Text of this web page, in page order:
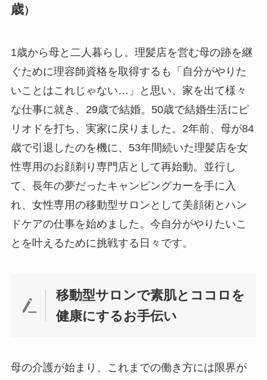
歳）
1歳から母と二人暮らし。理髪店を営む母の跡を継
ぐために理容師資格を取得するも「自分がやりた
いことはこれじゃない…」と思い、家を出て様々
な仕事に就き、29歳で結婚。50歳で結婚生活にピ
リオドを打ち、実家に戻りました。2年前、母が84
歳で引退したのを機に、53年間続いた理髪店を女
性専用のお顔剃り専門店として再始動。並行し
て、長年の夢だったキャンピングカーを手に入
れ、女性専用の移動型サロンとして美顔術とハン
ドケアの仕事を始めました。今自分がやりたいこ
とを叶えるために挑戦する日々です。
移動型サロンで素肌とココロを
健康にするお手伝い
母の介護が始まり、これまでの働き方には限界が